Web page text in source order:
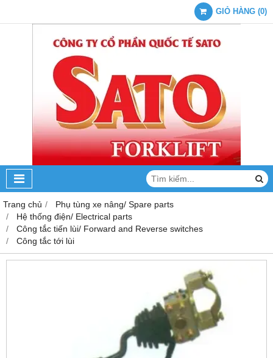
GIỎ HÀNG (0)
Trang chủ
Phụ tùng xe nâng/ Spare parts
Hệ thống điện/ Electrical parts
Công tắc tiến lùi/ Forward and Reverse switches
Công tắc tới lùi